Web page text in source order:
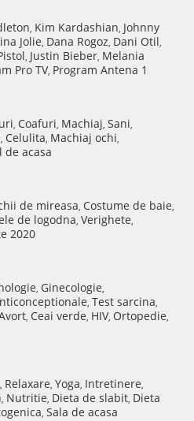
, Kim Kardashian, Johnny
Jolie, Dana Rogoz, Dani Otil,
, Justin Bieber, Melania
Pro TV, Program Antena 1
, Coafuri, Machiaj, Sani,
, Celulita, Machiaj ochi,
de acasa
de mireasa, Costume de baie,
de logodna, Verighete,
2020
, Ginecologie,
, Test sarcina,
, Ceai verde, HIV, Ortopedie,
, Relaxare, Yoga, Intretinere,
, Nutritie, Dieta de slabit, Dieta
, Sala de acasa